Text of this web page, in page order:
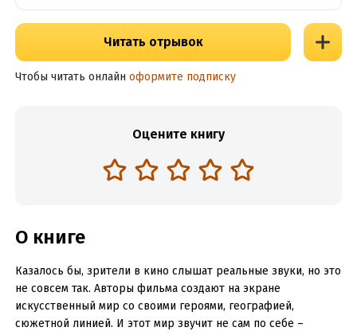
Читать отрывок
Чтобы читать онлайн оформите подписку
Оцените книгу
О книге
Казалось бы, зрители в кино слышат реальные звуки, но это
не совсем так. Авторы фильма создают на экране
искусственный мир со своими героями, географией,
сюжетной линией. И этот мир звучит не сам по себе –